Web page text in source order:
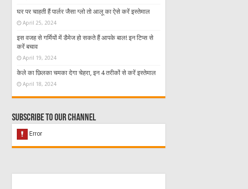
घर पर चाहती हैं पार्लर जैसा ग्लो तो आलू का ऐसे करें इस्तेमाल
April 25, 2024
इस वजह से गर्मियों में डैमेज हो सकते हैं आपके बाल! इन टिप्स से
करें बचाव
April 19, 2024
केले का छिलका चमका देगा चेहरा, इन 4 तरीकों से करें इस्तेमाल
April 18, 2024
Subscribe to our Channel